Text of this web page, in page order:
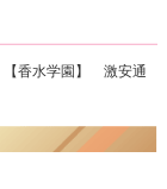
【香水学園】 激安通